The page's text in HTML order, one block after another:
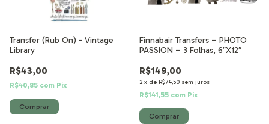
Transfer (Rub On) - Vintage
Library
R$43,00
R$40,85 com Pix
Finnabair Transfers – PHOTO
PASSION – 3 Folhas, 6″X12″
R$149,00
2 x de R$74,50 sem juros
R$141,55 com Pix